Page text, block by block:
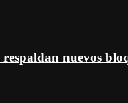
nuevos